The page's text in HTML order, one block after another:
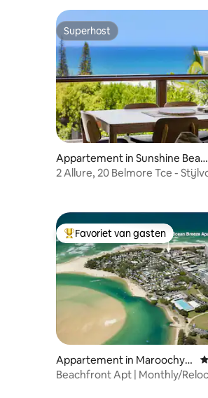
Superhost
Superhost
Appartement in Sunshine Beac
h
2 Allure, 20 Belmore Tce -
Topfavoriet van gasten
Favoriet van gasten
Appartement in Maroochyd
ore
Beachfront Apt | Monthly/